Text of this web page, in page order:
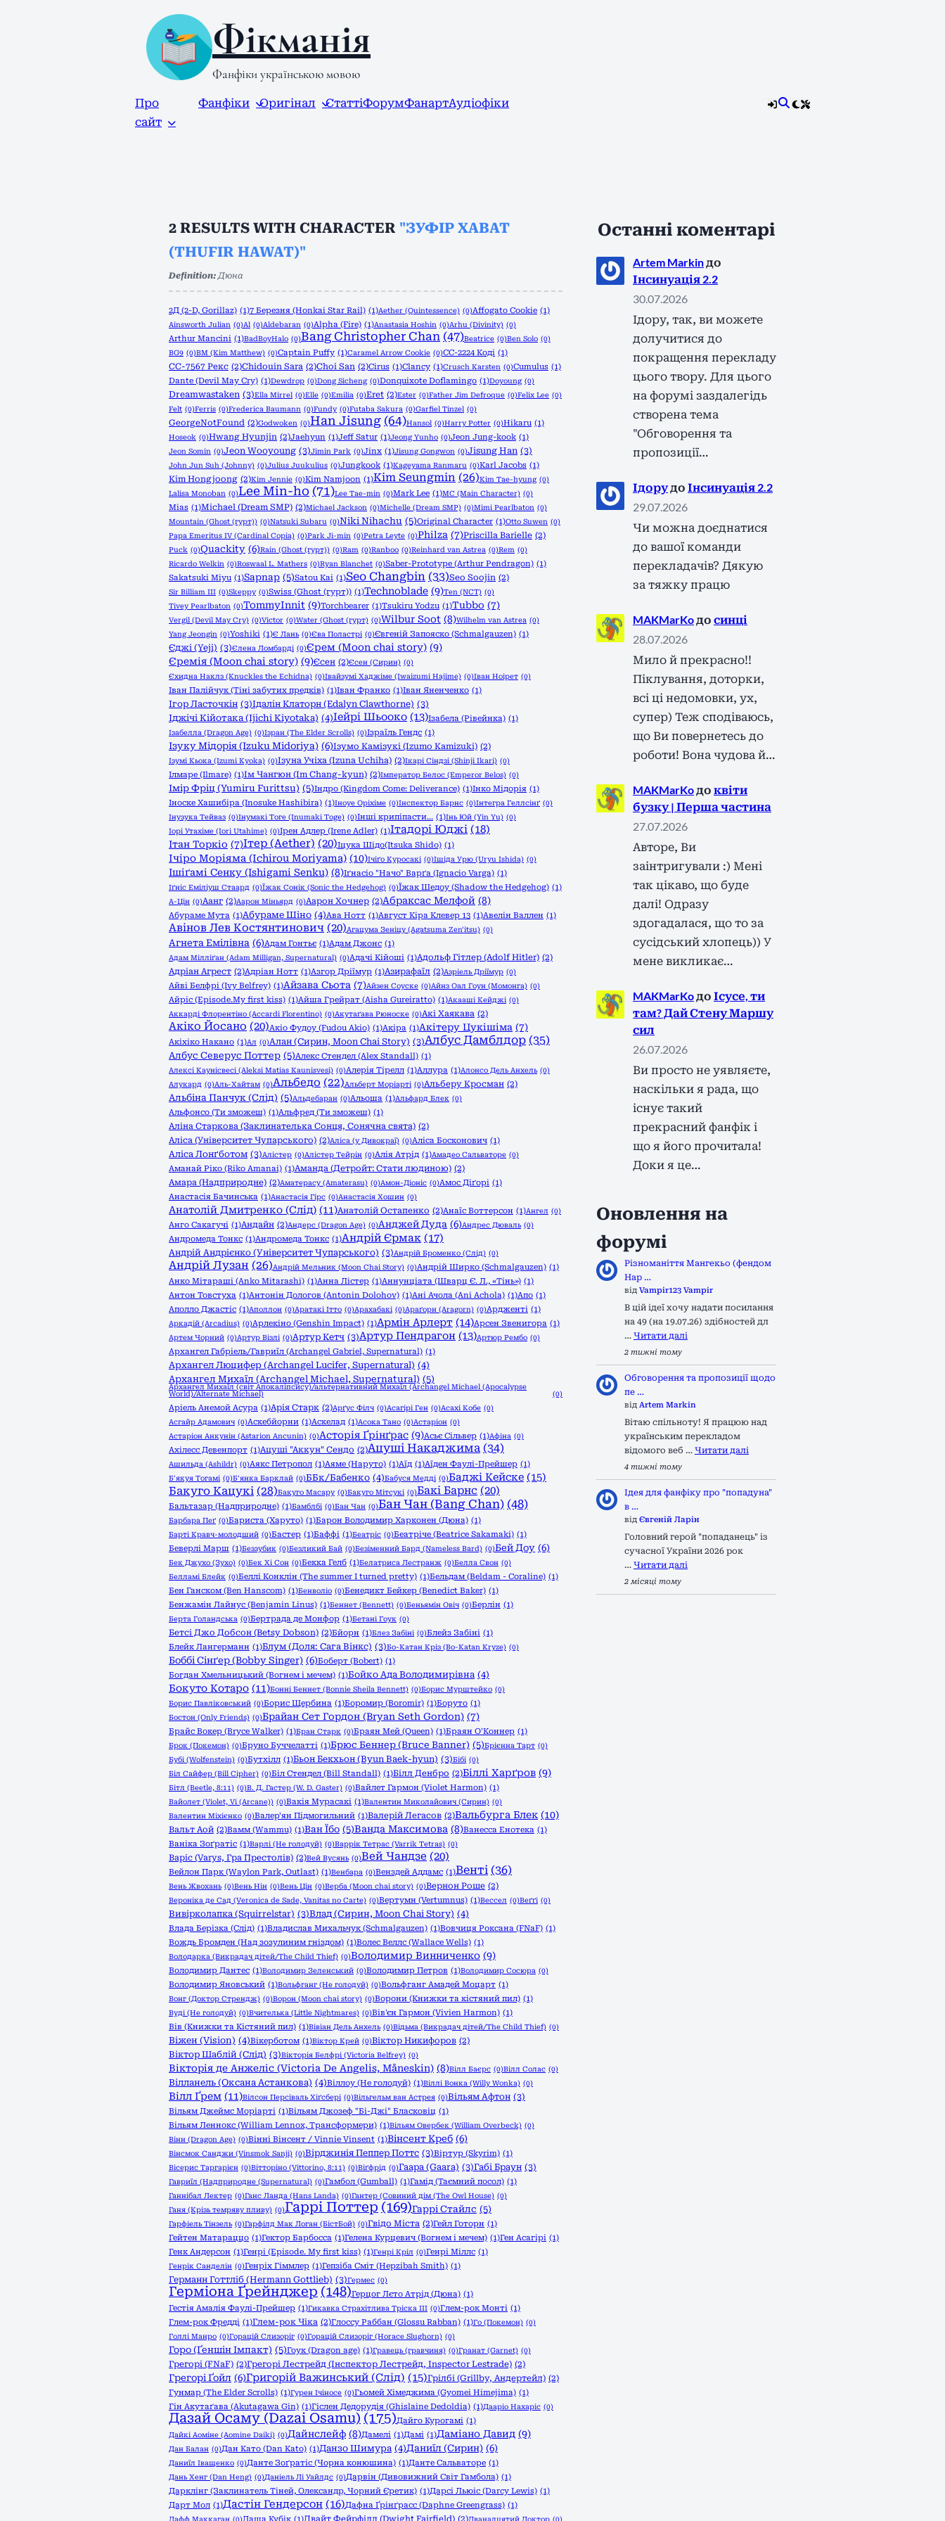
Фікманія
Фанфіки українською мовою
Про
сайт
Фанфіки Оригінал СтаттіФорумФанартАудіофіки
2 RESULTS WITH CHARACTER "ЗУФІР ХАВАТ
(THUFIR HAWAT)"
Definition:Дюна
2Д (2-D, Gorillaz) (1)7 Березня (Honkai Star Rail) (1)Aether (Quintessence) (0)Affogato Cookie (1)
Ainsworth Julian (0)Al (0)Aldebaran (0)Alpha (Fire) (1)Anastasia Hoshin (0)Arhu (Divinity) (0)
Arthur Mancini (1)BadBoyHalo (0)Bang Christopher Chan (47)Beatrice (0)Ben Solo (0)
BG9 (0)BM (Kim Matthew) (0)Captain Puffy (1)Caramel Arrow Cookie (0)CC-2224 Коді (1)
CC-7567 Рекс (2)Chidouin Sara (2)Choi San (2)Cirus (1)Clancy (1)Crusch Karsten (0)Cumulus (1)
Dante (Devil May Cry) (1)Dewdrop (0)Dong Sicheng (0)Donquixote Doflamingo (1)Doyoung (0)
Dreamwastaken (3)Ella Mirrel (0)Elle (0)Emilia (0)Eret (2)Ester (0)Father Jim Defroque (0)Felix Lee (0)
Felt (0)Ferris (0)Frederica Baumann (0)Fundy (0)Futaba Sakura (0)Garfiel Tinzel (0)
GeorgeNotFound (2)Godwoken (0)Han Jisung (64)Hansol (0)Harry Potter (0)Hikaru (1)
Hoseok (0)Hwang Hyunjin (2)Jaehyun (1)Jeff Satur (1)Jeong Yunho (0)Jeon Jung-kook (1)
Jeon Somin (0)Jeon Wooyoung (3)Jimin Park (0)Jinx (1)Jisung Gongwon (0)Jisung Han (3)
John Jun Suh (Johnny) (0)Julius Juukulius (0)Jungkook (1)Kageyama Ranmaru (0)Karl Jacobs (1)
Kim Hongjoong (2)Kim Jennie (0)Kim Namjoon (1)Kim Seungmin (26)Kim Tae-hyung (0)
Lalisa Monoban (0)Lee Min-ho (71)Lee Tae-min (0)Mark Lee (1)MC (Main Character) (0)
Mias (1)Michael (Dream SMP) (2)Michael Jackson (0)Michelle (Dream SMP) (0)Mimi Pearlbaton (0)
Mountain (Ghost (гурт)) (0)Natsuki Subaru (0)Niki Nihachu (5)Original Character (1)Otto Suwen (0)
Papa Emeritus IV (Cardinal Copia) (0)Park Ji-min (0)Petra Leyte (0)Philza (7)Priscilla Barielle (2)
Puck (0)Quackity (6)Rain (Ghost (гурт)) (0)Ram (0)Ranboo (0)Reinhard van Astrea (0)Rem (0)
Ricardo Welkin (0)Roswaal L. Mathers (0)Ryan Blanchet (0)Saber-Prototype (Arthur Pendragon) (1)
Sakatsuki Miyu (1)Sapnap (5)Satou Kai (1)Seo Changbin (33)Seo Soojin (2)
Sir Billiam III (0)Skeppy (0)Swiss (Ghost (гурт)) (1)Technoblade (9)Ten (NCT) (0)
Tivey Pearlbaton (0)TommyInnit (9)Torchbearer (1)Tsukiru Yodzu (1)Tubbo (7)
Vergil (Devil May Cry) (0)Victor (0)Water (Ghost (гурт) (0)Wilbur Soot (8)Wilhelm van Astrea (0)
Yang Jeongin (0)Yoshiki (1)Є Лань (0)Єва Поластрі (0)Євгеній Запояско (Schmalgauzen) (1)
Єджі (Yeji) (3)Єлена Ломбарді (0)Єрем (Moon chai story) (9)
Єремія (Moon chai story) (9)Єсен (2)Єсен (Сирин) (0)
Єхидна Наклз (Knuckles the Echidna) (0)Івайзумі Хаджіме (Iwaizumi Hajime) (0)Іван Ноірет (0)
Іван Палійчук (Тіні забутих предків) (1)Іван Франко (1)Іван Яненченко (1)
Ігор Ласточкін (3)Ідалін Клаторн (Edalyn Clawthorne) (3)
Іджічі Кійотака (Ijichi Kiyotaka) (4)Іейрі Шьооко (13)Ізабела (Рівейнка) (1)
Ізабелла (Dragon Age) (0)Ізран (The Elder Scrolls) (0)Ізраїль Гендс (1)
Ізуку Мідорія (Izuku Midoriya) (6)Ізумо Камізукі (Izumo Kamizuki) (2)
Ізумі Кьока (Izumi Kyoka) (0)Ізуна Учіха (Izuna Uchiha) (2)Ікарі Сіндзі (Shinji Ikari) (0)
Ілмаре (Ilmare) (1)Ім Чангюн (Im Chang-kyun) (2)Імператор Белос (Emperor Belos) (0)
Імір Фріц (Yumiru Furittsu) (5)Індро (Kingdom Come: Deliverance) (1)Інко Мідорія (1)
Іноске Хашибіра (Inosuke Hashibira) (1)Іноуе Оріхіме (0)Інспектор Барнс (0)Інтегра Геллсінґ (0)
Інузука Тейваз (0)Інумакі Тоге (Inumaki Toge) (0)Інші крипіпасти... (1)Інь Юй (Yin Yu) (0)
Іорі Утахіме (Iori Utahime) (0)Ірен Адлер (Irene Adler) (1)Ітадорі Юджі (18)
Ітан Торкіо (7)Ітер (Aether) (20)Іцука Шідо(Itsuka Shido) (1)
Ічіро Моріяма (Ichirou Moriyama) (10)Ічіґо Куросакі (0)Ішіда Урю (Uryu Ishida) (0)
Ішіґамі Сенку (Ishigami Senku) (8)Іґнасіо "Начо" Варґа (Ignacio Varga) (1)
Іґніс Еміліуш Стаард (0)Їжак Сонік (Sonic the Hedgehog) (0)Їжак Шедоу (Shadow the Hedgehog) (1)
А-Цін (0)Аанг (2)Аарон Міньярд (0)Аарон Хочнер (2)Абраксас Мелфой (8)
Абураме Мута (1)Абураме Шіно (4)Ава Нотт (1)Август Кіра Клевер 13 (1)Авелін Валлен (1)
Авінов Лев Костянтинович (20)Агацума Зеніцу (Agatsuma Zen'itsu) (0)
Агнета Емілівна (6)Адам Гонтьє (1)Адам Джонс (1)
Адам Мілліґан (Adam Milligan, Supernatural) (0)Адачі Кійоші (1)Адольф Гітлер (Adolf Hitler) (2)
Адріан Агрест (2)Адріан Нотт (1)Азгор Дріїмур (1)Азирафаїл (2)Азріель Дріїмур (0)
Айві Белфрі (Ivy Belfrey) (1)Айзава Сьота (7)Айзен Соуске (0)Айнз Оал Гоун (Момонга) (0)
Айріс (Episode.My first kiss) (1)Айша Грейрат (Aisha Gureiratto) (1)Акааші Кейджі (0)
Аккарді Флорентіно (Accardi Florentino) (0)Акутаґава Рюноске (0)Акі Хаякава (2)
Акіко Йосано (20)Акіо Фудоу (Fudou Akio) (1)Акіра (1)Акітеру Цукішіма (7)
Акіхіко Накано (1)Ал (0)Алан (Сирин, Moon Chai Story) (3)Албус Дамблдор (35)
Албус Северус Поттер (5)Алекс Стендел (Alex Standall) (1)
Алексі Каунісвесі (Aleksi Matias Kaunisvesi) (0)Алерія Тірелл (1)Аллура (1)Алонсо Дель Анхель (0)
Алукард (0)Аль-Хайтам (0)Альбедо (22)Альберт Моріарті (0)Альберу Кросман (2)
Альбіна Панчук (Слід) (5)Альдебаран (0)Альоша (1)Альфард Блек (0)
Альфонсо (Ти зможеш) (1)Альфред (Ти зможеш) (1)
Аліна Старкова (Заклинателька Сонця, Сонячна свята) (2)
Аліса (Університет Чупарського) (2)Аліса (у Дивокраї) (0)Аліса Босконович (1)
Аліса Лонґботом (3)Алістер (0)Алістер Тейрін (0)Алія Атрід (1)Амадео Сальваторе (0)
Аманай Ріко (Riko Amanai) (1)Аманда (Детройт: Стати людиною) (2)
Амара (Надприродне) (2)Аматерасу (Amaterasu) (0)Амон-Діоніс (0)Амос Діґорі (1)
Анастасія Бачинська (1)Анастасія Гірс (0)Анастасія Хошин (0)
Анатолій Дмитренко (Слід) (11)Анатолій Остапенко (2)Анаїс Воттерсон (1)Ангел (0)
Анго Сакагучі (1)Андайн (2)Андерс (Dragon Age) (0)Анджей Дуда (6)Андрес Дюваль (0)
Андромеда Тонкс (1)Андромеда Тонкс (1)Андрій Єрмак (17)
Андрій Андрієнко (Університет Чупарського) (3)Андрій Броменко (Слід) (0)
Андрій Лузан (26)Андрій Мельник (Moon Chai Story) (0)Андрій Ширко (Schmalgauzen) (1)
Анко Мітараші (Anko Mitarashi) (1)Анна Лістер (1)Аннунціата (Шварц Є. Л., «Тінь») (1)
Антон Товстуха (1)Антонін Дологов (Antonin Dolohov) (1)Ані Ачола (Ani Achola) (1)Апо (1)
Аполло Джастіс (1)Аполлон (0)Аратакі Ітто (0)Арахабакі (0)Араґорн (Aragorn) (0)Ардженті (1)
Аркадій (Arcadius) (0)Арлекіно (Genshin Impact) (1)Армін Арлерт (14)Арсен Звенигора (1)
Артем Чорний (0)Артур Візлі (0)Артур Кетч (3)Артур Пендрагон (13)Артюр Рембо (0)
Архангел Габріель/Гавриїл (Archangel Gabriel, Supernatural) (1)
Архангел Люцифер (Archangel Lucifer, Supernatural) (4)
Архангел Михаїл (Archangel Michael, Supernatural) (5)
Архангел Михаїл (світ Апокаліпсису)/альтернативний Михаїл (Archangel Michael (Apocalypse
World)/Alternate Michael)
(0)
Аріель Анемой Асура (1)Арія Старк (2)Арґус Філч (0)Асагірі Ген (0)Асахі Кобе (0)
Асгайр Адамович (0)Аскебйорни (1)Аскелад (1)Асока Тано (0)Астаріон (0)
Астаріон Анкунін (Astarion Ancunin) (0)Асторія Ґрінґрас (9)Асьє Сільвер (1)Афіна (0)
Ахілесс Девенпорт (1)Ацуші "Аккун" Сендо (2)Ацуші Накаджима (34)
Ашильда (Ashildr) (0)Аякс Петропол (1)Аяме (Наруто) (1)Аїд (1)Аїден Фаулі-Прейшер (1)
Б'якуя Тогамі (0)Б'янка Барклай (0)ББк/Бабенко (4)Бабуся Медді (0)Баджі Кейске (15)
Бакуго Кацукі (28)Бакуго Масару (0)Бакуго Мітсукі (0)Бакі Барнс (20)
Бальтазар (Надприродне) (1)Бамблбі (0)Бан Чан (0)Бан Чан (Bang Chan) (48)
Барбара Пеґ (0)Бариста (Харуто) (1)Барон Володимир Харконен (Дюна) (1)
Барті Кравч-молодший (0)Бастер (1)Баффі (1)Беатріс (0)Беатріче (Beatrice Sakamaki) (1)
Беверлі Марш (1)Беззубик (0)Безликий Бай (0)Безіменний Бард (Nameless Bard) (0)Бей Доу (6)
Бек Джухо (Зухо) (0)Бек Хі Сон (0)Бекка Гелб (1)Белатриса Лестранж (0)Белла Свон (0)
Белламі Блейк (0)Беллі Конклін (The summer I turned pretty) (1)Бельдам (Beldam - Coraline) (1)
Бен Ганском (Ben Hanscom) (1)Бенволіо (0)Бенедикт Бейкер (Benedict Baker) (1)
Бенжамін Лайнус (Benjamin Linus) (1)Беннет (Bennett) (0)Беньямін Овіч (0)Берлін (1)
Берта Голандська (0)Бертрада де Монфор (1)Бетані Гоук (0)
Бетсі Джо Добсон (Betsy Dobson) (2)Бйорн (1)Блез Забіні (0)Блейз Забіні (1)
Блейк Лангерманн (1)Блум (Доля: Сага Вінкс) (3)Бо-Катан Кріз (Bo-Katan Kryze) (0)
Боббі Сінґер (Bobby Singer) (6)Боберт (Bobert) (1)
Богдан Хмельницький (Вогнем і мечем) (1)Бойко Ада Володимирівна (4)
Бокуто Котаро (11)Бонні Беннет (Bonnie Sheila Bennett) (0)Борис Мурштейко (0)
Борис Павліковський (0)Борис Щербина (1)Боромир (Boromir) (1)Боруто (1)
Бостон (Only Friends) (0)Брайан Сет Гордон (Bryan Seth Gordon) (7)
Брайс Вокер (Bryce Walker) (1)Бран Старк (0)Браян Мей (Queen) (1)Браян О'Коннер (1)
Брок (Покемон) (0)Бруно Буччелатті (1)Брюс Беннер (Bruce Banner) (5)Брієнна Тарт (0)
Бубі (Wolfenstein) (0)Бутхілл (1)Бьон Бекхьон (Byun Baek-hyun) (3)Бібі (0)
Біл Сайфер (Bill Cipher) (0)Біл Стендел (Bill Standall) (1)Білл Денбро (2)Біллі Харґров (9)
Бітл (Beetle, 8:11) (0)В. Д. Гастер (W. D. Gaster) (0)Вайлет Гармон (Violet Harmon) (1)
Вайолет (Violet, Vi (Arcane)) (0)Вакія Мурасакі (1)Валентин Миколайович (Сирин) (0)
Валентин Міхієнко (0)Валер'ян Підмогильний (1)Валерій Легасов (2)Вальбурга Блек (10)
Вальт Аой (2)Вамм (Wammu) (1)Ван Їбо (5)Ванда Максимова (8)Ванесса Енотека (1)
Ваніка Зоґратіс (1)Варлі (Не голодуй) (0)Варрік Тетрас (Varrik Tetras) (0)
Варіс (Varys, Гра Престолів) (2)Вей Вусянь (0)Вей Чандзе (20)
Вейлон Парк (Waylon Park, Outlast) (1)Венбара (0)Венздей Аддамс (1)Венті (36)
Вень Жвохань (0)Вень Нін (0)Вень Цін (0)Верба (Moon chai story) (0)Вернон Роше (2)
Вероніка де Сад (Veronica de Sade, Vanitas no Carte) (0)Вертумн (Vertumnus) (1)Вессел (0)Веґґі (0)
Вивірколапка (Squirrelstar) (3)Влад (Сирин, Moon Chai Story) (4)
Влада Берізка (Слід) (1)Владислав Михальчук (Schmalgauzen) (1)Вовчиця Роксана (FNaF) (1)
Вождь Бромден (Над зозулиним гніздом) (1)Волес Веллс (Wallace Wells) (1)
Володарка (Викрадач дітей/The Child Thief) (0)Володимир Винниченко (9)
Володимир Дантес (1)Володимир Зеленський (0)Володимир Петров (1)Володимир Сосюра (0)
Володимир Яновський (1)Вольфганг (Не голодуй) (0)Вольфганг Амадей Моцарт (1)
Вонг (Доктор Стрендж) (0)Ворон (Moon chai story) (0)Ворони (Книжки та кістяний пил) (1)
Вуді (Не голодуй) (0)Вчителька (Little Nightmares) (0)Вів'єн Гармон (Vivien Harmon) (1)
Вів (Книжки та Кістяний пил) (1)Вівіан Дель Анхель (0)Відьма (Викрадач дітей/The Child Thief) (0)
Віжен (Vision) (4)Вікерботом (1)Віктор Крей (0)Віктор Никифоров (2)
Віктор Шаблій (Слід) (3)Вікторія Белфрі (Victoria Belfrey) (0)
Вікторія де Анжеліс (Victoria De Angelis, Måneskin) (8)Вілл Баєрс (0)Вілл Солас (0)
Вілланель (Оксана Астанкова) (4)Віллоу (Не голодуй) (1)Віллі Вонка (Willy Wonka) (0)
Вілл Ґрем (11)Вілсон Персіваль Хіґсбері (0)Вільгельм ван Астрея (0)Вільям Афтон (3)
Вільям Джеймс Моріарті (1)Вільям Джозеф "Бі-Джі" Бласковіц (1)
Вільям Леннокс (William Lennox, Трансформери) (1)Вільям Овербек (William Overbeck) (0)
Вінн (Dragon Age) (0)Вінні Вінсент / Vinnie Vinsent (1)Вінсент Креб (6)
Вінсмок Санджи (Vinsmok Sanji) (0)Вірджинія Пеппер Поттс (3)Віртур (Skyrim) (1)
Вісерис Таргарієн (0)Вітторіно (Vittorino, 8:11) (0)Віґфрід (0)Гаара (Gaara) (3)Габі Браун (3)
Гавриїл (Надприродне (Supernatural) (0)Гамбол (Gumball) (1)Гамід (Таємний посол) (1)
Ганнібал Лектер (0)Ганс Ланда (Hans Landa) (0)Гантер (Совиний дім (The Owl House) (0)
Ганя (Крізь темряву пливу) (0)Гаррі Поттер (169)Гаррі Стайлс (5)
Гарфіель Тінзель (0)Гарфілд Мак Логан (БістБой) (0)Гвідо Міста (2)Гейл Готорн (1)
Гейтен Матараццо (1)Гектор Барбосса (1)Гелена Курцевич (Вогнем і мечем) (1)Ген Асагірі (1)
Генк Андерсон (1)Генрі (Episode. My first kiss) (1)Генрі Кріл (0)Генрі Міллс (1)
Генрік Санделін (0)Генріх Гіммлер (1)Гепзіба Сміт (Hepzibah Smith) (1)
Германн Готтліб (Hermann Gottlieb) (3)Гермес (0)
Герміона Ґрейнджер (148)Герцог Лєто Атрід (Дюна) (1)
Гестія Амалія Фаулі-Прейшер (1)Гикавка Страхітлива Тріска ІІІ (0)Глем-рок Монті (1)
Глем-рок Фредді (1)Глем-рок Чіка (2)Глоссу Раббан (Glossu Rabban) (1)Го (Покемон) (0)
Голлі Манро (0)Горацій Слизоріг (0)Горацій Слизоріг (Horace Slughorn) (0)
Горо (Ґеншін Імпакт) (5)Гоук (Dragon age) (1)Гравець (гравчиня) (0)Гранат (Garnet) (0)
Грегорі (FNaF) (2)Грегорі Лестрейд (Інспектор Лестрейд, Inspector Lestrade) (2)
Грегорі Ґойл (6)Григорій Важинський (Слід) (15)Грілбі (Grillby, Андертейл) (2)
Гунмар (The Elder Scrolls) (1)Гурен Ічіносе (0)Гьомей Хімеджима (Gyomei Himejima) (1)
Гін Акутаґава (Akutagawa Gin) (1)Гіслен Дедорудія (Ghislaine Dedoldia) (1)Дааріо Нахаріс (0)
Дазай Осаму (Dazai Osamu) (175)Дайго Курогамі (1)
Дайкі Аоміне (Aomine Daiki) (0)Дайнслейф (8)Дамелі (1)Дамі (1)Даміано Давид (9)
Дан Балан (0)Дан Като (Dan Katо) (1)Данзо Шимура (4)Даниїл (Сирин) (6)
Даниїл Іващенко (0)Данте Зоґратіс (Чорна конюшина) (1)Данте Сальваторе (1)
Дань Хенг (Dan Heng) (0)Даніель Лі Уайлдс (0)Дарвін (Дивовижний Світ Гамбола) (1)
Дарклінг (Заклинатель Тіней, Олександр, Чорний Єретик) (1)Дарсі Льюіс (Darcy Lewis) (1)
Дарт Мол (1)Дастін Гендерсон (16)Дафна Ґрінґрасс (Daphne Greengrass) (1)
Дафф Маккаган (0) Двайт Фейрфілд (Dwight Fairfield) (2)Дванадцятий Доктор (0)
Останні коментарі
Artem Markinдо
Інсинуація 2.2
30.07.2026
Ідору, так, ви можете
долучитися до
покращення перекладу
цього твору. Для цього
на форумі заздалегідь
створена тема
"Обговорення та
пропозиції…
Ідорудо Інсинуація 2.2
29.07.2026
Чи можна доєднатися
до вашої команди
перекладачів? Дякую
за тяжку працю
MAKMarKoдо синці
28.07.2026
Мило й прекрасно!!
Піклування, доторки,
всі ці недомовки, ух,
супер) Теж сподіваюсь,
що Ви повернетесь до
роботи! Вона чудова й…
MAKMarKoдо квіти
бузку | Перша частина
27.07.2026
Авторе, Ви
заінтригували :) Мені
так цікаво, що буде
далі! Одразу
здогадалася, що то за
сусідський хлопець)) У
мене викликає…
MAKMarKoдо Ісусе, ти
там? Дай Стену Маршу
сил
26.07.2026
Ви просто не уявляєте,
наскільки я рада, що
існує такий
прекрасний фанфік і
що я його прочитала!
Доки я це…
Оновлення на
форумі
Різноманіття Мангекьо (фендом
Нар …
від Vampir123 Vampir
В цій ідеї хочу надати посилання
на 49 (на 19.07.26) здібностей дл
… Читати далі
2 тижні тому
Обговорення та пропозиції щодо
пе …
від Artem Markin
Вітаю спільноту! Я працюю над
українським перекладом
відомого веб … Читати далі
4 тижні тому
Ідея для фанфіку про "попадуна"
в …
від Євгеній Ларін
Головний герой "попаданець" із
сучасної України 2026 рок
… Читати далі
2 місяці тому